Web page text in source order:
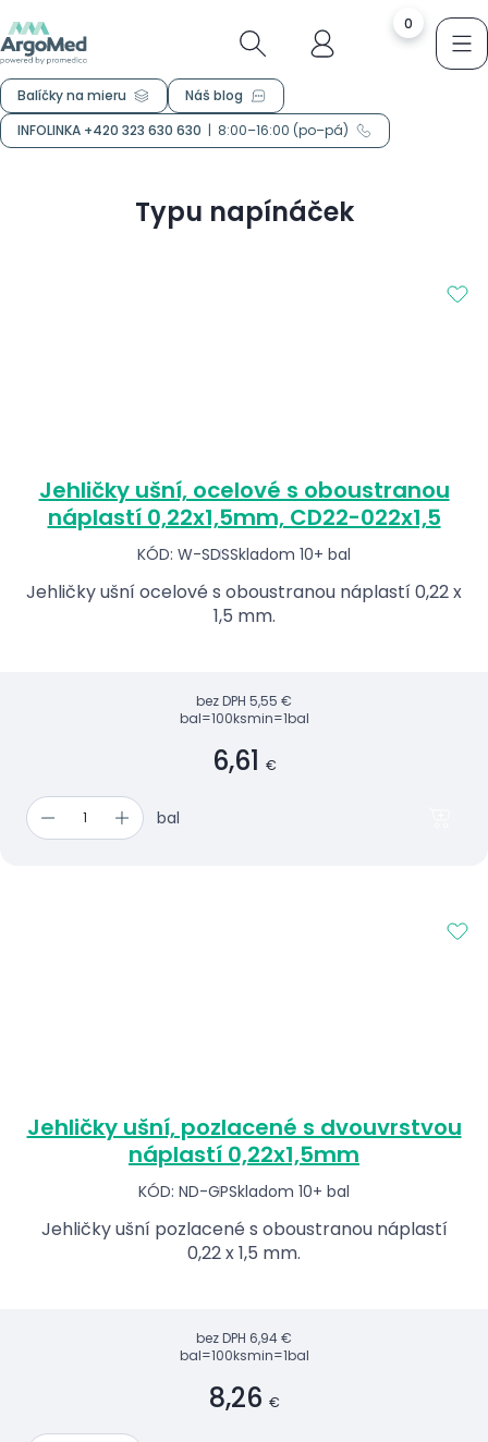
0
Balíčky na mieru
Náš blog
INFOLINKA +420 323 630 630 | 8:00–16:00 (po–pá)
Typu napínáček
Jehličky ušní, ocelové s oboustranou
náplastí 0,22x1,5mm, CD22-022x1,5
KÓD: W-SDSSkladom 10+ bal
Jehličky ušní ocelové s oboustranou náplastí 0,22 x
1,5 mm.
bez DPH 5,55 €
bal=100ksmin=1bal
6,61 €
bal
Jehličky ušní, pozlacené s dvouvrstvou
náplastí 0,22x1,5mm
KÓD: ND-GPSkladom 10+ bal
Jehličky ušní pozlacené s oboustranou náplastí
0,22 x 1,5 mm.
bez DPH 6,94 €
bal=100ksmin=1bal
8,26 €